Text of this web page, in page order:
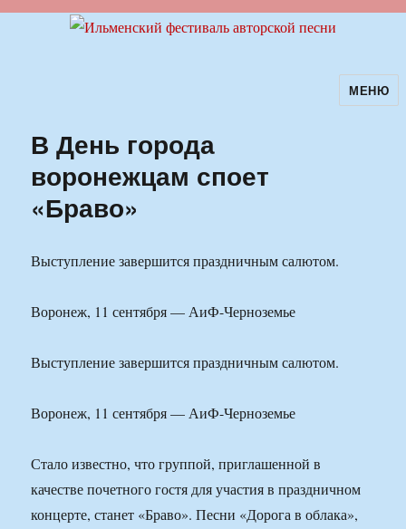
Ильменский фестиваль авторскойМЕНЮ
В День города
воронежцам споет
«Браво»
Выступление завершится праздничным салютом.
Воронеж, 11 сентября — АиФ-Черноземье
Выступление завершится праздничным салютом.
Воронеж, 11 сентября — АиФ-Черноземье
Стало известно, что группой, приглашенной в
качестве почетного гостя для участия в праздничном
концерте, станет «Браво». Песни «Дорога в облака»,